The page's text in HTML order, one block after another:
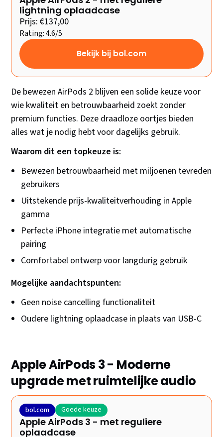
lightning oplaadcase
Prijs: €137,00
Rating: 4.6/5
Bekijk bij bol.com
De bewezen AirPods 2 blijven een solide keuze voor
wie kwaliteit en betrouwbaarheid zoekt zonder
premium functies. Deze draadloze oortjes bieden
alles wat je nodig hebt voor dagelijks gebruik.
Waarom dit een topkeuze is:
Bewezen betrouwbaarheid met miljoenen tevreden
gebruikers
Uitstekende prijs-kwaliteitverhouding in Apple
gamma
Perfecte iPhone integratie met automatische
pairing
Comfortabel ontwerp voor langdurig gebruik
Mogelijke aandachtspunten:
Geen noise cancelling functionaliteit
Oudere lightning oplaadcase in plaats van USB-C
Apple AirPods 3 - Moderne
upgrade met ruimtelijke audio
bol.com Goede keuze
Apple AirPods 3 - met reguliere
oplaadcase